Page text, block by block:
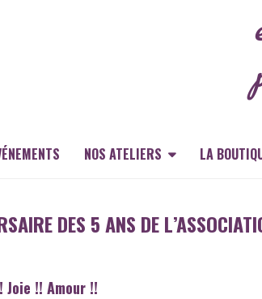
NOS ATELIERS LA
DES 5 ANS DE
!! Amour !!